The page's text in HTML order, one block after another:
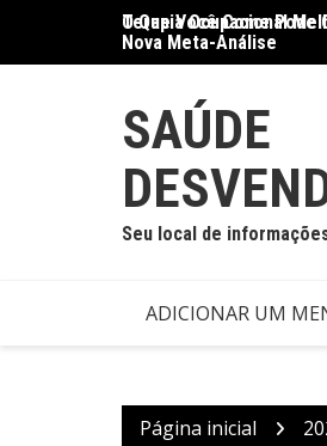
o
O Que Você Come
Terapia Ocupacional
Nova Meta-Análise
SAÚDE
Seu local de
ADICIONAR UM
Página inicial